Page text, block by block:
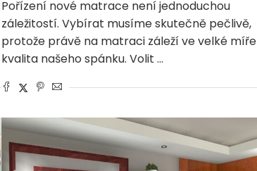
Pořízení nové matrace není jednoduchou
záležitostí. Vybírat musíme skutečně pečlivě,
protože právě na matraci záleží ve velké míře
kvalita našeho spánku. Volit …